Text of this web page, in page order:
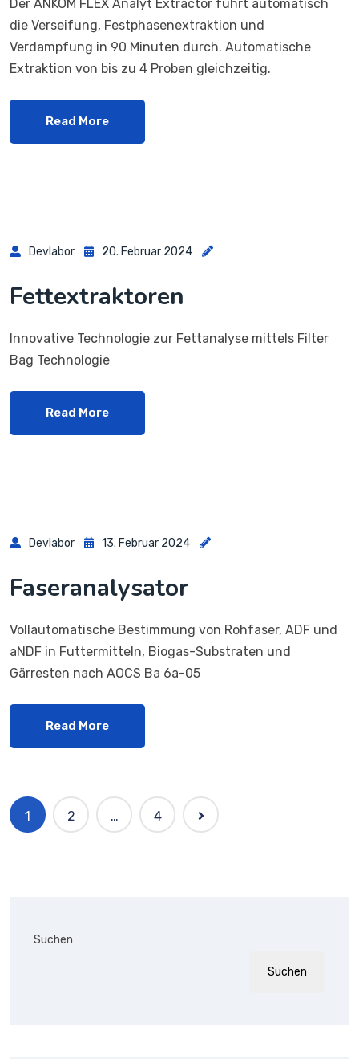
Der ANKOM FLEX Analyt Extractor führt automatisch
die Verseifung, Festphasenextraktion und
Verdampfung in 90 Minuten durch. Automatische
Extraktion von bis zu 4 Proben gleichzeitig.
Read More
Devlabor 20. Februar 2024
Fettextraktoren
Innovative Technologie zur Fettanalyse mittels Filter
Bag Technologie
Read More
Devlabor 13. Februar 2024
Faseranalysator
Vollautomatische Bestimmung von Rohfaser, ADF und
aNDF in Futtermitteln, Biogas-Substraten und
Gärresten nach AOCS Ba 6a-05
Read More
1 2 … 4
Suchen
Suchen